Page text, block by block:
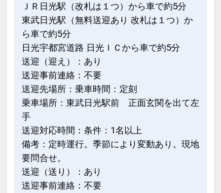
うれしいポイント！
●夕食時、おひとり様につき日本酒また
はジュース付 ※1泊ごと
※旅行代金に含まれます。
【女性限定】 うれしいおもてなし
●女性のお客様4名様以上のグループの方
限定で、フルボトルワイン1本付 ※滞在
中1回
※ご予約時に「お問合せ・ご要望等メ
モ」欄、またはご予約後「マイページ」
にご希望の旨ご記入ください。
ＪＲ日光駅（改札は１つ）から車で約5分
東武日光駅（無料送迎あり 改札は１つ）か
ら車で約5分
日光宇都宮道路 日光ＩＣから車で約5分
送迎（迎え）：あり
送迎事前連絡：不要
送迎先場所：乗車時間：定刻
乗車場所：東武日光駅前 正面玄関を出て左
手
送迎対応時間：条件：1名以上
備考：定時運行。季節により変動あり。現地
要問合せ。
送迎（送り）：あり
送迎事前連絡：不要